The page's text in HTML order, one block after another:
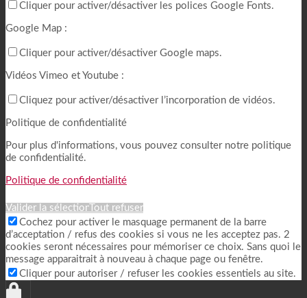
Cliquer pour activer/désactiver les polices Google Fonts.
Google Map :
Cliquer pour activer/désactiver Google maps.
Vidéos Vimeo et Youtube :
Cliquez pour activer/désactiver l’incorporation de vidéos.
Politique de confidentialité
Pour plus d'informations, vous pouvez consulter notre politique
de confidentialité.
Politique de confidentialité
Valider la sélection Tout refuser
Cochez pour activer le masquage permanent de la barre
d’acceptation / refus des cookies si vous ne les acceptez pas. 2
cookies seront nécessaires pour mémoriser ce choix. Sans quoi le
message apparaitrait à nouveau à chaque page ou fenêtre.
Cliquer pour autoriser / refuser les cookies essentiels au site.